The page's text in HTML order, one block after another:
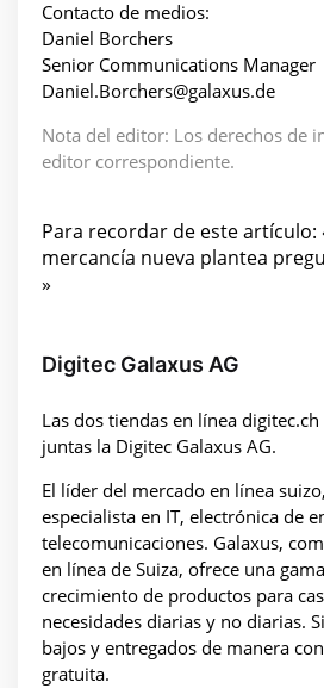
Contacto de medios:
Daniel Borchers
Senior Communications Manager
Daniel.Borchers@galaxus.de
Nota del editor: Los derechos de
editor correspondiente.
Para recordar de este artículo:
mercancía nueva plantea
»
Digitec Galaxus AG
Las dos tiendas en línea
juntas la Digitec Galaxus AG.
El líder del mercado en línea
especialista en IT, electrónica de
telecomunicaciones. Galaxus,
en línea de Suiza, ofrece una
crecimiento de productos para
necesidades diarias y no diarias.
bajos y entregados de manera
gratuita.